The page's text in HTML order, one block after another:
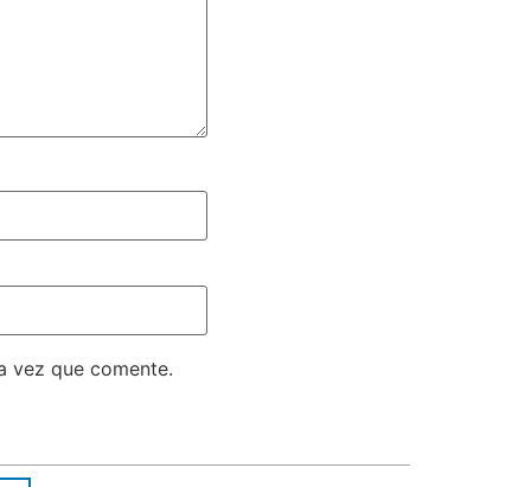
vez que comente.